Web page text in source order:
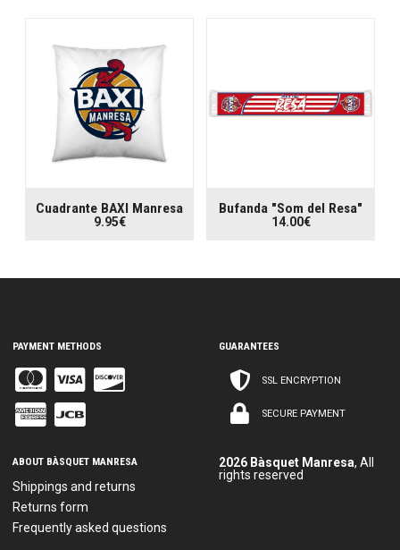
Cuadrante BAXI Manresa
9.95€
Bufanda "Som del Resa"
14.00€
PAYMENT METHODS GUARANTEES
SSL ENCRYPTION
SECURE PAYMENT
ABOUT BÀSQUET MANRESA
Shippings and returns
Returns form
Frequently asked questions
2026 Bàsquet Manresa, All
rights reserved